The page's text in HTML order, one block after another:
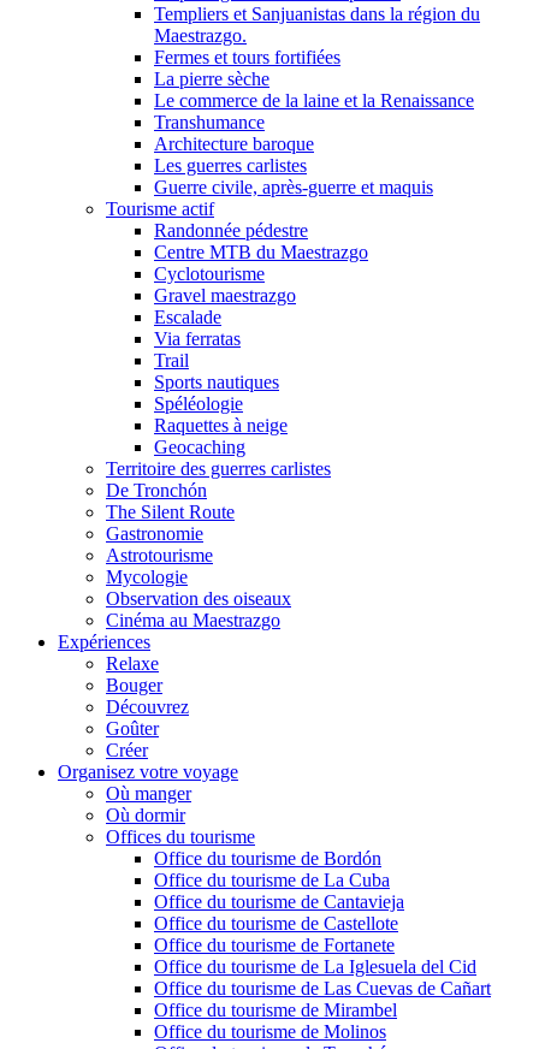
Templiers et Sanjuanistas dans la région du
Maestrazgo.
Fermes et tours fortifiées
La pierre sèche
Le commerce de la laine et la Renaissance
Transhumance
Architecture baroque
Les guerres carlistes
Guerre civile, après-guerre et maquis
Tourisme actif
Randonnée pédestre
Centre MTB du Maestrazgo
Cyclotourisme
Gravel maestrazgo
Escalade
Via ferratas
Trail
Sports nautiques
Spéléologie
Raquettes à neige
Geocaching
Territoire des guerres carlistes
De Tronchón
The Silent Route
Gastronomie
Astrotourisme
Mycologie
Observation des oiseaux
Cinéma au Maestrazgo
Expériences
Relaxe
Bouger
Découvrez
Goûter
Créer
Organisez votre voyage
Où manger
Où dormir
Offices du tourisme
Office du tourisme de Bordón
Office du tourisme de La Cuba
Office du tourisme de Cantavieja
Office du tourisme de Castellote
Office du tourisme de Fortanete
Office du tourisme de La Iglesuela del Cid
Office du tourisme de Las Cuevas de Cañart
Office du tourisme de Mirambel
Office du tourisme de Molinos